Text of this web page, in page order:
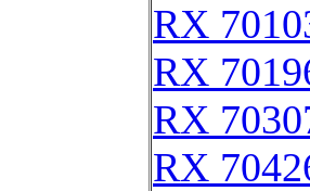
RX
RX
RX
RX